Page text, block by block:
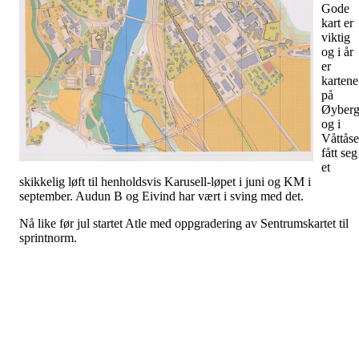
Gode
kart er
viktig
og i år
er
kartene
på
og i
fått seg
et
skikkelig løft til henholdsvis Karusell-løpet i juni og KM i
september. Audun B og Eivind har vært i sving med det.
Nå like før jul startet Atle med oppgradering av Sentrumskartet til
sprintnorm.